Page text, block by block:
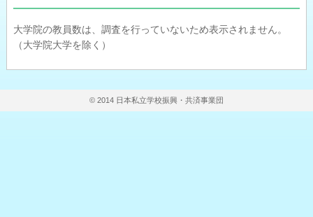
大学院の教員数は、調査を行っていないため表示されません。
（大学院大学を除く）
© 2014 日本私立学校振興・共済事業団